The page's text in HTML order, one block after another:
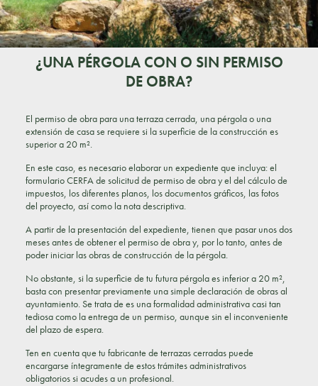
¿UNA PÉRGOLA CON O SIN PERMISO
DE OBRA?
El permiso de obra para una terraza cerrada, una pérgola o una
extensión de casa se requiere si la superficie de la construcción es
superior a 20 m².
En este caso, es necesario elaborar un expediente que incluya: el
formulario CERFA de solicitud de permiso de obra y el del cálculo de
impuestos, los diferentes planos, los documentos gráficos, las fotos
del proyecto, así como la nota descriptiva.
A partir de la presentación del expediente, tienen que pasar unos dos
meses antes de obtener el permiso de obra y, por lo tanto, antes de
poder iniciar las obras de construcción de la pérgola.
No obstante, si la superficie de tu futura pérgola es inferior a 20 m²,
basta con presentar previamente una simple declaración de obras al
ayuntamiento. Se trata de es una formalidad administrativa casi tan
tediosa como la entrega de un permiso, aunque sin el inconveniente
del plazo de espera.
Ten en cuenta que tu fabricante de terrazas cerradas puede
encargarse íntegramente de estos trámites administrativos
obligatorios si acudes a un profesional.